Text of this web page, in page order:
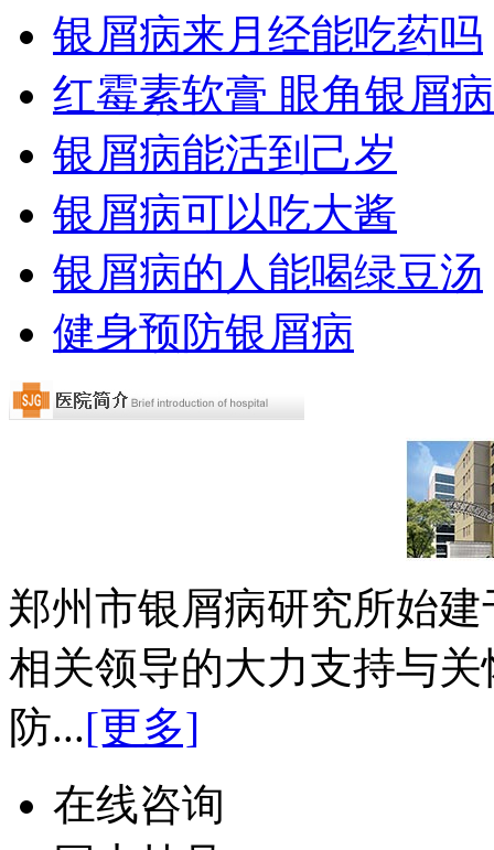
银屑病来月经能吃药吗
红霉素软膏 眼角银屑病
银屑病能活到己岁
银屑病可以吃大酱
银屑病的人能喝绿豆汤
健身预防银屑病
郑州市银屑病研究所始
相关领导的大力支持与
防...[更多]
在线咨询